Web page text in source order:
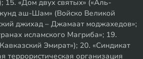
15. «Дом двух святых» («Аль-
аш-Шам» (Войско Великой
джихад – Джамаат моджахедов»;
исламского Магриба»; 19.
Эмират»); 20. «Синдикат
террористическая организация